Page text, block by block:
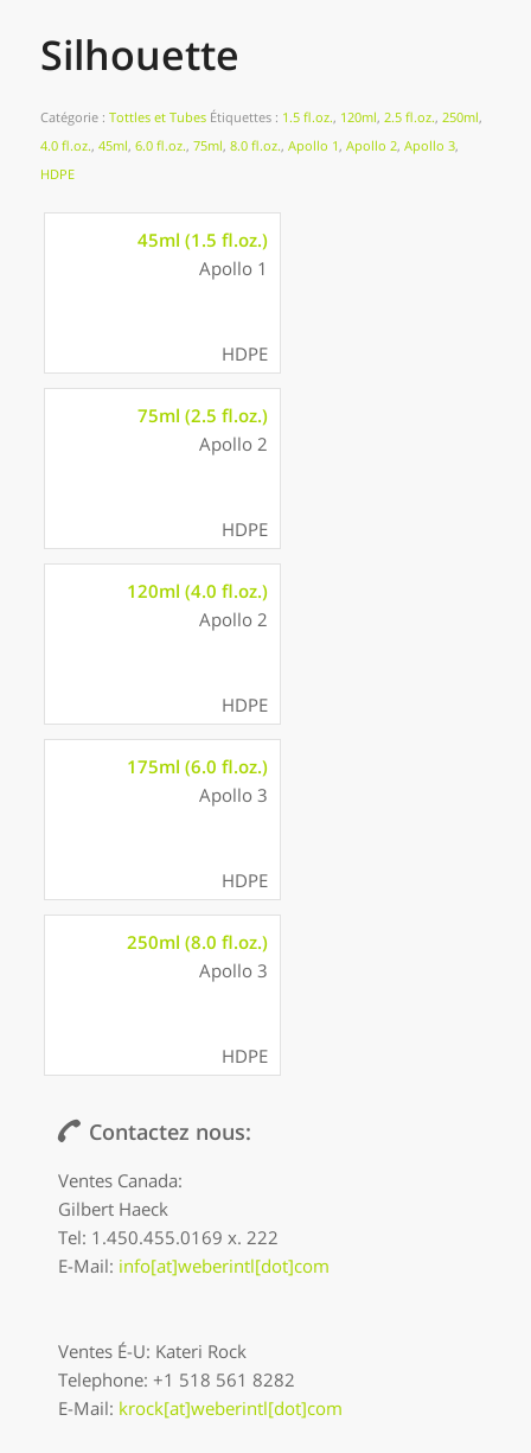
Silhouette
Catégorie : Tottles et Tubes Étiquettes : 1.5 fl.oz., 120ml, 2.5 fl.oz., 250ml,
4.0 fl.oz., 45ml, 6.0 fl.oz., 75ml, 8.0 fl.oz., Apollo 1 , Apollo 2, Apollo 3,
HDPE
45ml (1.5 fl.oz.)
Apollo 1
HDPE
75ml (2.5 fl.oz.)
Apollo 2
HDPE
120ml (4.0 fl.oz.)
Apollo 2
HDPE
175ml (6.0 fl.oz.)
Apollo 3
HDPE
250ml (8.0 fl.oz.)
Apollo 3
HDPE
Contactez nous:
Ventes Canada:
Gilbert Haeck
Tel: 1.450.455.0169 x. 222
E-Mail: info[at]weberintl[dot]com
Ventes É-U: Kateri Rock
Telephone: +1 518 561 8282
E-Mail: krock[at]weberintl[dot]com